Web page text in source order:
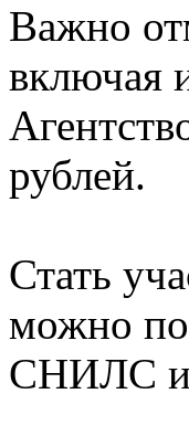
Важно
включая
рублей.
Стать
можно
СНИЛС